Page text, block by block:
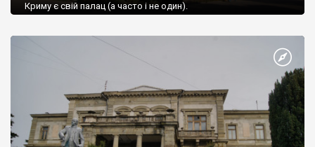
Криму є свій палац (а часто і не один).